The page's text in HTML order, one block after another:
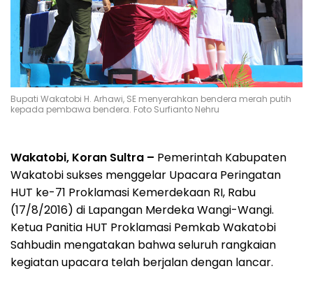
Bupati Wakatobi H. Arhawi, SE menyerahkan bendera merah putih
kepada pembawa bendera. Foto Surfianto Nehru
Wakatobi, Koran Sultra – Pemerintah Kabupaten
Wakatobi sukses menggelar Upacara Peringatan
HUT ke-71 Proklamasi Kemerdekaan RI, Rabu
(17/8/2016) di Lapangan Merdeka Wangi-Wangi.
Ketua Panitia HUT Proklamasi Pemkab Wakatobi
Sahbudin mengatakan bahwa seluruh rangkaian
kegiatan upacara telah berjalan dengan lancar.